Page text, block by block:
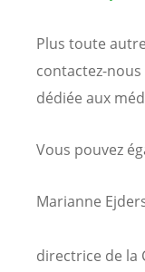
Plus toute
contactez-
dédiée aux
Vous pouvez
Marianne
directrice de la